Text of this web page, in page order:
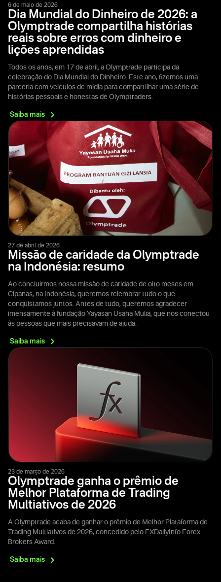
6 de maio de 2026
Dia Mundial do Dinheiro de 2026: a
Olymptrade compartilha histórias
reais sobre erros com dinheiro e
lições aprendidas
Todos os anos, em 17 de abril, a Olymptrade participa da
celebração do Dia Mundial do Dinheiro. Este ano, fizemos uma
parceria com veículos de mídia para compartilhar uma série de
histórias pessoais e honestas de Olymptraders.
Saiba mais
27 de abril de 2026
Missão de caridade da Olymptrade
na Indonésia: resumo
Ao concluirmos nossa missão de caridade de oito meses em
Cipanas, na Indonésia, queremos relembrar tudo o que
conquistamos juntos. Antes de tudo, queremos agradecer
imensamente à fundação Yayasan Usaha Mulia, que nos conectou
às pessoas que mais precisavam de ajuda.
Saiba mais
23 de março de 2026
Olymptrade ganha o prêmio de
Melhor Plataforma de Trading
Multiativos de 2026
A Olymptrade acaba de ganhar o prêmio de Melhor Plataforma de
Trading Multiativos de 2026, concedido pelo FXDailyInfo Forex
Brokers Award.
Saiba mais